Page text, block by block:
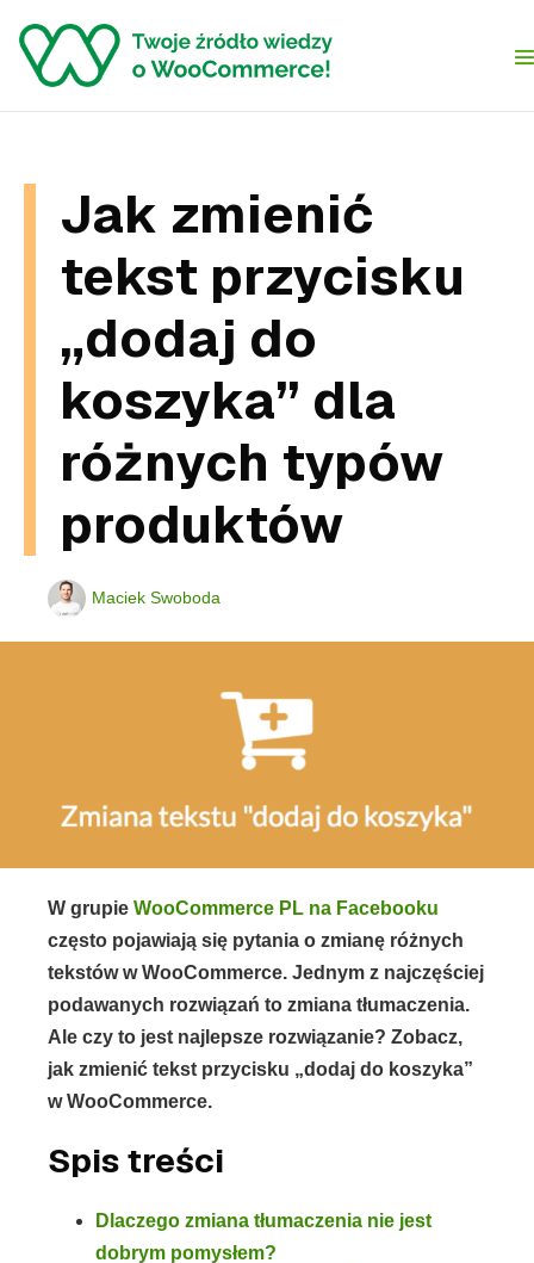
Jak zmienić
tekst przycisku
„dodaj do
koszyka” dla
różnych typów
produktów
Maciek Swoboda
W grupie WooCommerce PL na Facebooku
często pojawiają się pytania o zmianę różnych
tekstów w WooCommerce. Jednym z najczęściej
podawanych rozwiązań to zmiana tłumaczenia.
Ale czy to jest najlepsze rozwiązanie? Zobacz,
jak zmienić tekst przycisku „dodaj do koszyka”
w WooCommerce.
Spis treści
Dlaczego zmiana tłumaczenia nie jest
dobrym pomysłem?